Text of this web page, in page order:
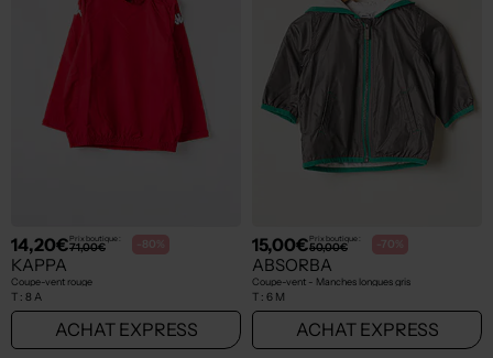
14,20€Prix boutique :
71,00€ -80%
KAPPA
Coupe-vent rouge
T : 8 A
ACHAT EXPRESS
15,00€Prix boutique :
50,00€ -70%
ABSORBA
Coupe-vent - Manches longues gris
T : 6 M
ACHAT EXPRESS